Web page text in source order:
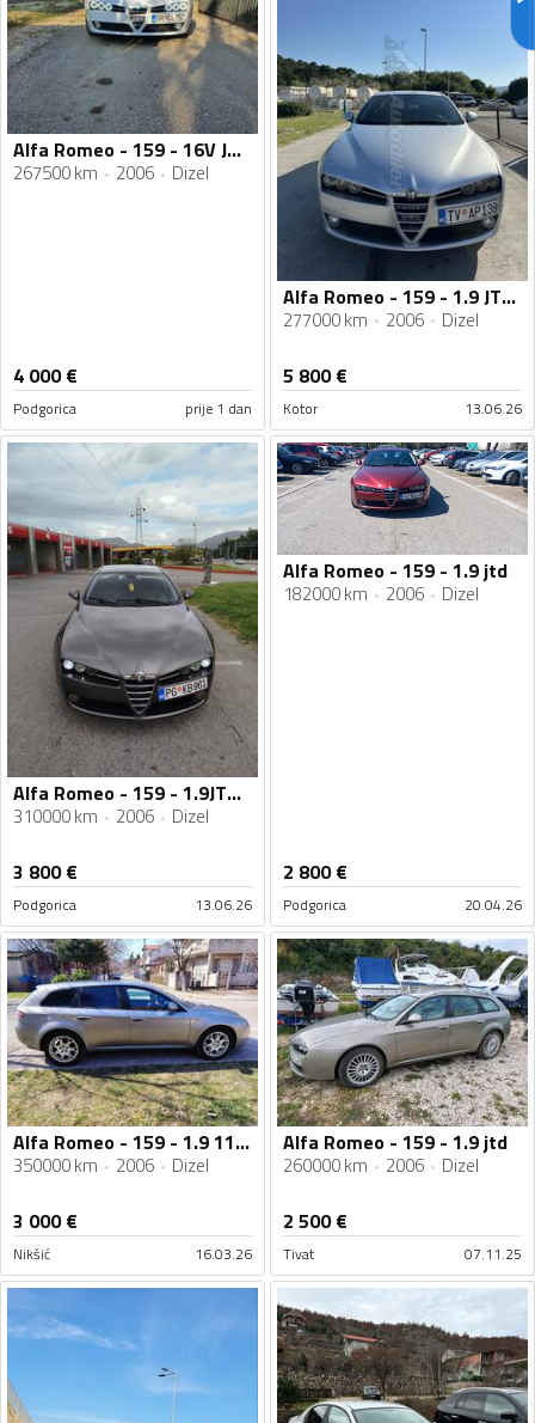
Alfa Romeo - 159 - 16V JTDm
267500 km 2006 Dizel
4 000€
Podgorica prije 1 dan
Alfa Romeo - 159 - 1.9 JTDm
277000 km 2006 Dizel
5 800€
Kotor 13.06.26
Alfa Romeo - 159 - 1.9JTDM
310000 km 2006 Dizel
3 800€
Podgorica 13.06.26
Alfa Romeo - 159 - 1.9 jtd
182000 km 2006 Dizel
2 800€
Podgorica 20.04.26
Alfa Romeo - 159 - 1.9 110kw
350000 km 2006 Dizel
3 000€
Nikšić 16.03.26
Alfa Romeo - 159 - 1.9 jtd
260000 km 2006 Dizel
2 500€
Tivat 07.11.25